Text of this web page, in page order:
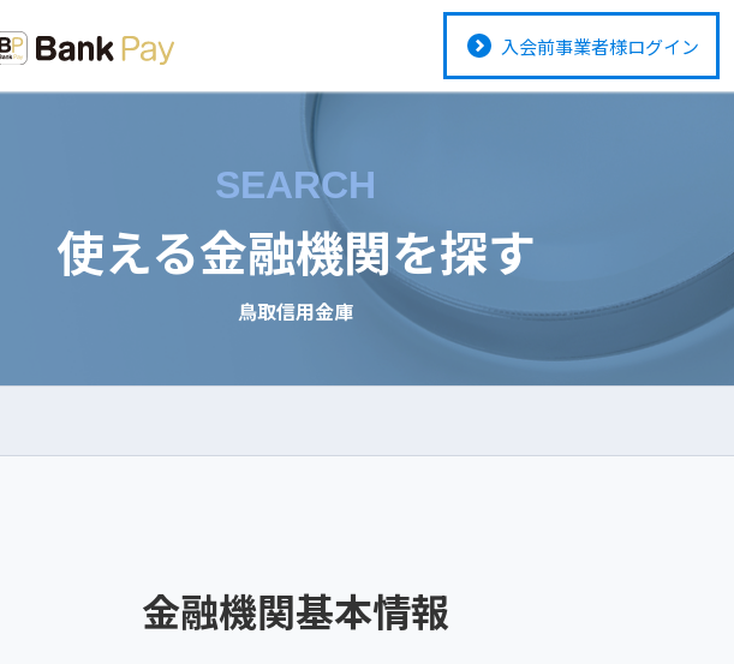
入会前事業者様ログイン
SEARCH
使える金融機関を探す
鳥取信用金庫
金融機関基本情報